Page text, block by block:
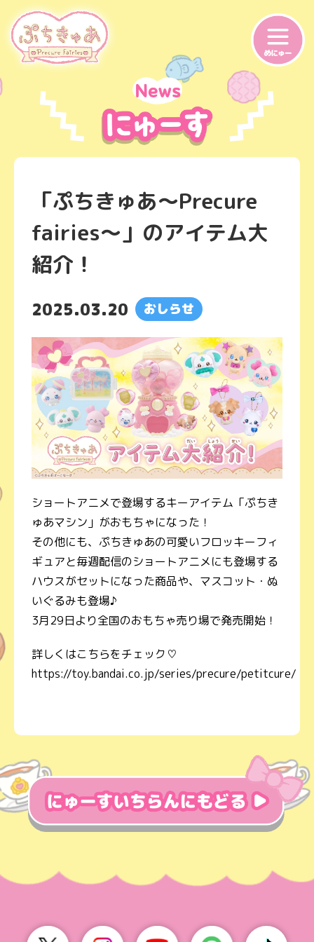
「ぷちきゅあ～Precure
fairies～」のアイテム大
紹介！
2025.03.20 おしらせ
ショートアニメで登場するキーアイテム「ぷちき
ゅあマシン」がおもちゃになった！
その他にも、ぷちきゅあの可愛いフロッキーフィ
ギュアと毎週配信のショートアニメにも登場する
ハウスがセットになった商品や、マスコット・ぬ
いぐるみも登場♪
3月29日より全国のおもちゃ売り場で発売開始！
詳しくはこちらをチェック♡
https://toy.bandai.co.jp/series/precure/petitcure/